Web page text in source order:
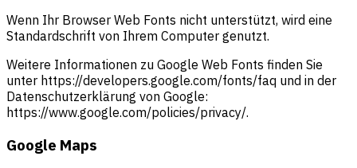
Wenn Ihr Browser Web Fonts nicht unterstützt, wird eine
Standardschrift von Ihrem Computer genutzt.
Weitere Informationen zu Google Web Fonts finden Sie
unter https://developers.google.com/fonts/faq und in der
Datenschutzerklärung von Google:
https://www.google.com/policies/privacy/.
Google Maps